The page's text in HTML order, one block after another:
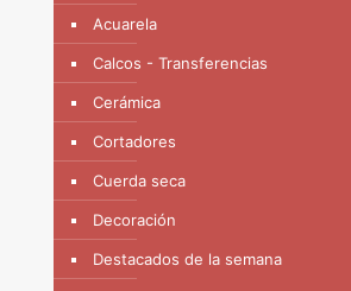
Acuarela
Calcos - Transferencias
Cerámica
Cortadores
Cuerda seca
Decoración
Destacados de la semana